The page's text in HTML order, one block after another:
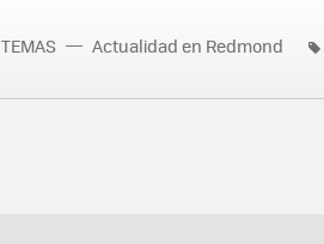
TEMAS Actualidad en Redmond